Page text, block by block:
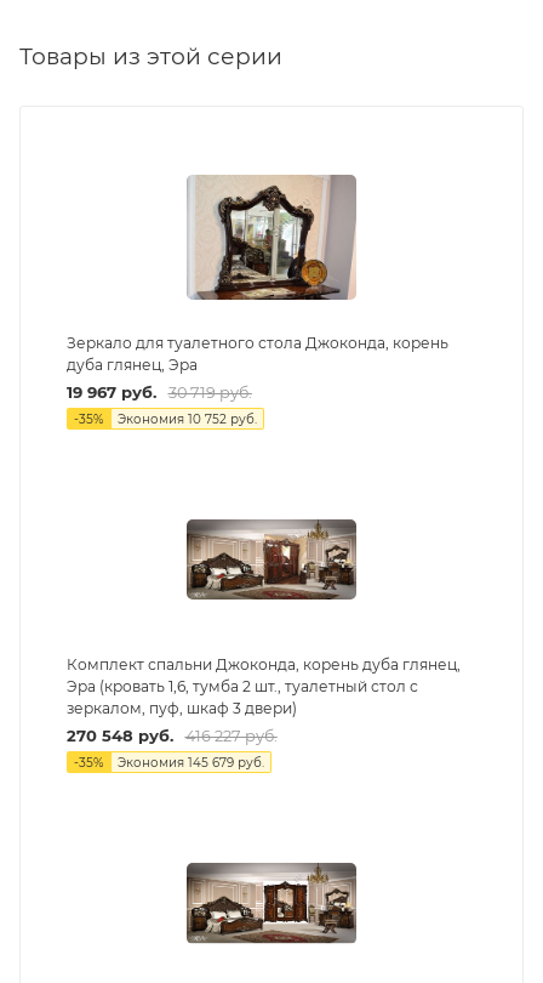
Товары из этой серии
Зеркало для туалетного стола Джоконда, корень
дуба глянец, Эра
19 967руб. 30 719руб.
-35% Экономия 10 752руб.
Комплект спальни Джоконда, корень дуба глянец,
Эра (кровать 1,6, тумба 2 шт., туалетный стол с
зеркалом, пуф, шкаф 3 двери)
270 548 руб. 416 227руб.
-35% Экономия 145 679руб.